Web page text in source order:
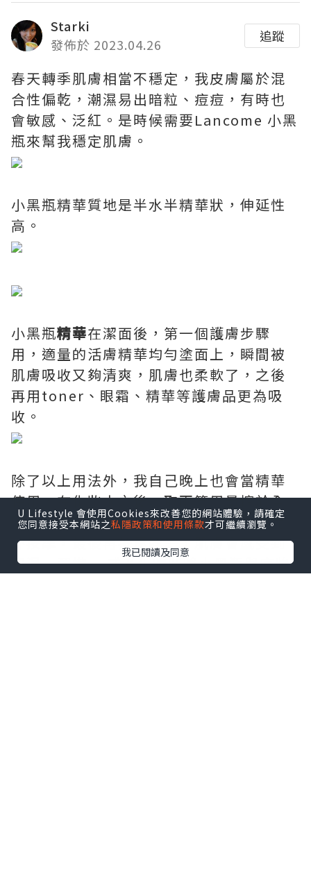
Starki
發佈於 2023.04.26
追蹤
春天轉季肌膚相當不穩定，我皮膚屬於混
合性偏乾，潮濕易出暗粒、痘痘，有時也
會敏感、泛紅。是時候需要Lancome 小黑
瓶來幫我穩定肌膚。
小黑瓶精華質地是半水半精華狀，伸延性
高。
小黑瓶精華在潔面後，第一個護膚步驟
用，適量的活膚精華均勻塗面上，瞬間被
肌膚吸收又夠清爽，肌膚也柔軟了，之後
再用toner、眼霜、精華等護膚品更為吸
收。
除了以上用法外，我自己晚上也會當精華
使用，在化妝水之後，取兩管用量擦於全
臉上，由下往上，從下巴到額頭，由內而
外按摩，最後再按壓脖子，肌膚會感受到
保濕、彈嫩。 或者化妝時將小黑瓶與底妝
U Lifestyle 會使用Cookies來改善您的網站體驗，請確定
您同意接受本網站之私隱政策和使用條款才可繼續瀏覽。
我已閱讀及同意